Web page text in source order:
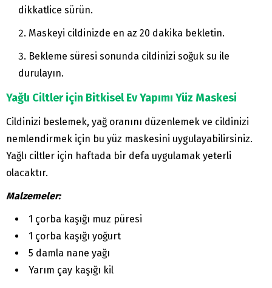
dikkatlice sürün.
Maskeyi cildinizde en az 20 dakika bekletin.
Bekleme süresi sonunda cildinizi soğuk su ile
durulayın.
Yağlı Ciltler için Bitkisel Ev Yapımı Yüz Maskesi
Cildinizi beslemek, yağ oranını düzenlemek ve cildinizi
nemlendirmek için bu yüz maskesini uygulayabilirsiniz.
Yağlı ciltler için haftada bir defa uygulamak yeterli
olacaktır.
Malzemeler:
1 çorba kaşığı muz püresi
1 çorba kaşığı yoğurt
5 damla nane yağı
Yarım çay kaşığı kil